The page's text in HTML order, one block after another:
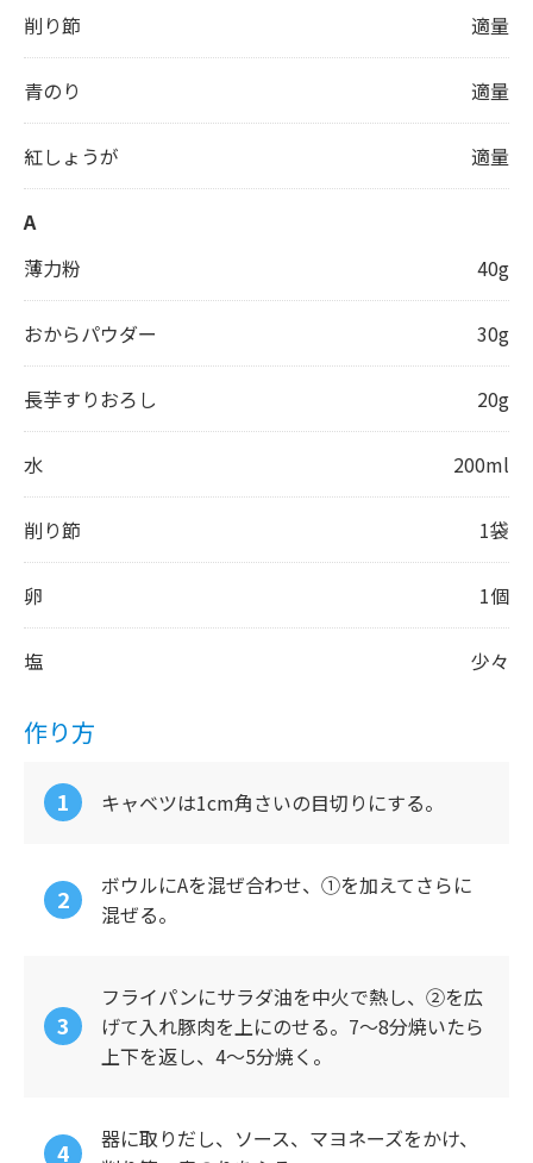
削り節 適量
青のり 適量
紅しょうが 適量
A
薄力粉
40g
おからパウダー 30g
長芋すりおろし 20g
水 200ml
削り節 1袋
卵 1個
塩 少々
作り方
キャベツは1cm角さいの目切りにする。
ボウルにAを混ぜ合わせ、①を加えてさらに
混ぜる。
フライパンにサラダ油を中火で熱し、②を広
げて入れ豚肉を上にのせる。7～8分焼いたら
上下を返し、4～5分焼く。
器に取りだし、ソース、マヨネーズをかけ、